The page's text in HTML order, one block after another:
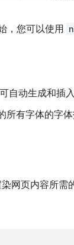
，您可以使用
自动生成和插
有字体的字
网页内容所需